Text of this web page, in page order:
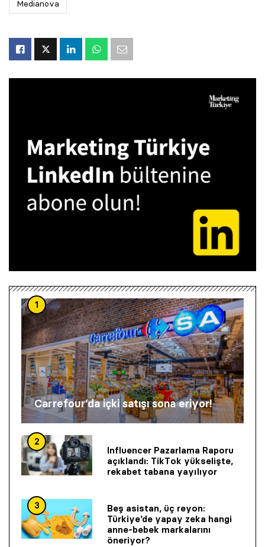
Medianova
1
Carrefour’da içki satışı sona eriyor!
2
Influencer Pazarlama Raporu
açıklandı: TikTok yükselişte,
rekabet tabana yayılıyor
3
Beş asistan, üç reyon:
Türkiye’de yapay zeka hangi
anne-bebek markalarını
öneriyor?